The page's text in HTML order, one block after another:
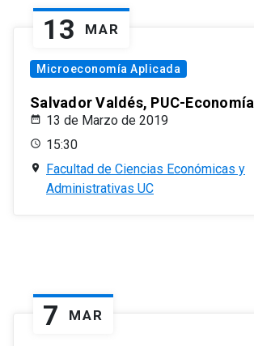
13 MAR
Microeconomía Aplicada
Salvador Valdés, PUC-Economía
13 de Marzo de 2019
15:30
Facultad de Ciencias Económicas y
Administrativas UC
7 MAR